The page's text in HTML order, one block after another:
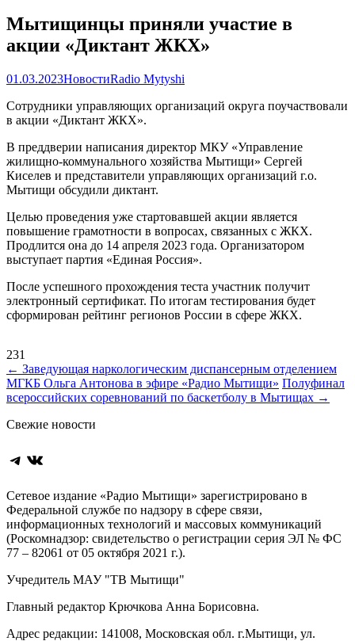
Мытищинцы приняли участие в
акции «Диктант ЖКХ»
01.03.2023НовостиRadio Mytyshi
Сотрудники управляющих организаций округа поучаствовали
в акции «Диктант ЖКХ».
В преддверии написания директор МКУ «Управление
жилищно-коммунального хозяйства Мытищи» Сергей
Киселев и представители управляющих организаций г.о.
Мытищи обсудили диктант.
Целью проведения уже стартовавшей акции является
повышение грамотности в вопросах, связанных с ЖКХ.
Продлится она до 14 апреля 2023 года. Организатором
выступает партия «Единая Россия».
После успешного прохождения теста участник получит
электронный сертификат. По итогам тестирования будет
сформирован рейтинг регионов России в сфере ЖКХ.
231
Навигация
по
← Заведующая наркологическим диспансерным отделением
МГКБ Ольга Антонова в эфире «Радио Мытищи» Полуфинал
всероссийских соревнований по баскетболу в Мытищах →
Свежие новости
Telegram
ВКонтакте
Сетевое издание «Радио Мытищи» зарегистрировано в
Федеральной службе по надзору в сфере связи,
информационных технологий и массовых коммуникаций
(Роскомнадзор: свидетельство о регистрации серия ЭЛ № ФС
77 – 82061 от 05 октября 2021 г.).
Учредитель МАУ "ТВ Мытищи"
Главный редактор Крючкова Анна Борисовна.
Адрес редакции: 141008, Московская обл. г.Мытищи, ул.